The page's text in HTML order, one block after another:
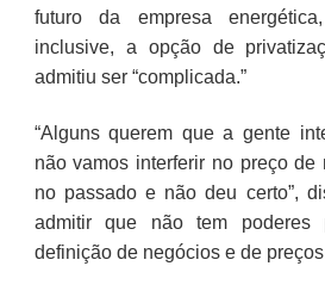
futuro da empresa
inclusive, a opção de
admitiu ser “complicada.”
“Alguns querem que a gente
não vamos interferir no preço
no passado e não deu certo”,
admitir que não tem poderes
definição de negócios e de